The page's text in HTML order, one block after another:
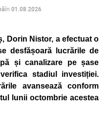
precizează că măsura nu
rutier și pietonal, iar
va fi menținută la un
că decizia are caracter
contextul actualei situații
în care autoritățile
publice să adopte măsuri
a consumului de energie,
în 01.08.2026
Dorin Nistor, a efectuat o
desfășoară lucrările de
și canalizare pe șase
stadiul investiției.
avansează conform
lunii octombrie acestea